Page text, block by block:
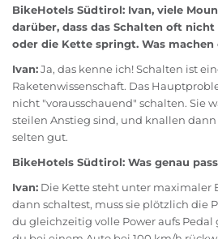
BikeHotels Südtirol: Ivan, viele
darüber, dass das Schalten oft
oder die Kette springt. Was machen
Ivan:Ja, das kenne ich! Schalten ist
Raketenwissenschaft. Das
nicht "vorausschauend" schalten. Sie
steilen Anstieg sind, und knallen
selten gut.
BikeHotels Südtirol: Was genau
Ivan: Die Kette steht unter maximaler
dann schaltest, muss sie plötzlich die
du gleichzeitig volle Power aufs Pedal